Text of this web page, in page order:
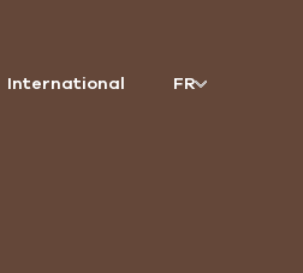
International FR